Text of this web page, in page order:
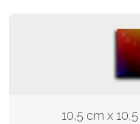
10,5 cm x